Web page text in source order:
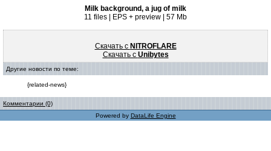
Milk background, a jug of milk
11 files | EPS + preview | 57 Mb
Скачать с NITROFLARE
Скачать с Unibytes
Другие новости по теме:
{related-news}
Комментарии (0)
Powered by DataLife Engine